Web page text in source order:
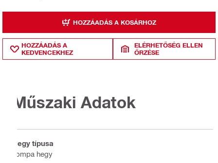
HOZZÁADÁS A KOSÁRHOZ
HOZZÁADÁS A
KEDVENCEKHEZ
ELÉRHETŐSÉG ELLEN
ŐRZÉSE
Műszaki Adatok
Hegy típusa
Tompa hegy